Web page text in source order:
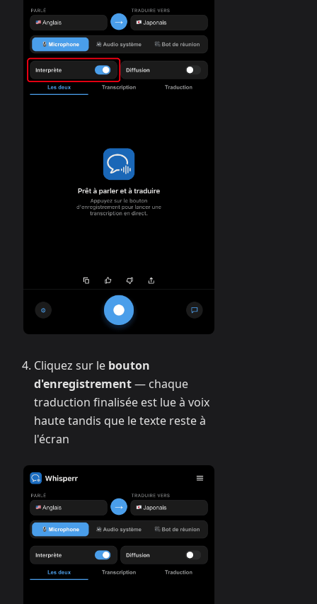
Cliquez sur le bouton
d'enregistrement— chaque
traduction finalisée est lue à voix
haute tandis que le texte reste à
l'écran